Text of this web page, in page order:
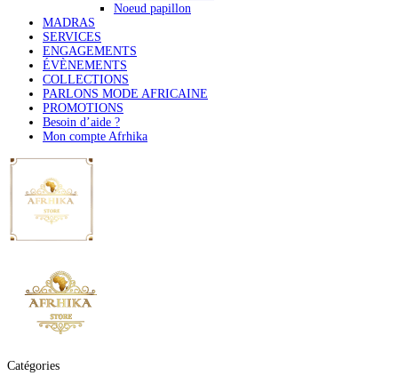
Noeud papillon
MADRAS
SERVICES
ENGAGEMENTS
ÉVÈNEMENTS
COLLECTIONS
PARLONS MODE AFRICAINE
PROMOTIONS
Besoin d’aide ?
Mon compte Afrhika
Catégories